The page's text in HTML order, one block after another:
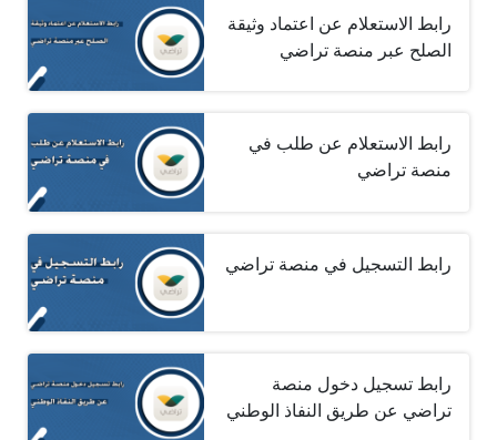
رابط الاستعلام عن اعتماد وثيقة
الصلح عبر منصة تراضي
رابط الاستعلام عن طلب في
منصة تراضي
رابط التسجيل في منصة تراضي
رابط تسجيل دخول منصة
تراضي عن طريق النفاذ الوطني